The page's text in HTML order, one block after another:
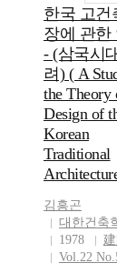
한국 고건
장에 관한
- (삼국시
려) ( A
the Theory
Design of
Korean
Traditional
김흥곤
대한건축
1978
Vol.22